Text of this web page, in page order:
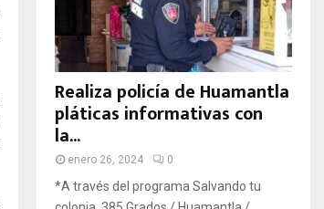
Realiza policía de Huamantla
pláticas informativas con
la...
enero 26, 2024 0
*A través del programa Salvando tu